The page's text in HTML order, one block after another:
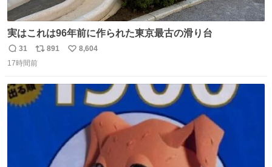
実はこれは96年前に作られた東京最古の滑り台
返
信
31
リ
ポ
ト
数
891
い
8,604
17時間前